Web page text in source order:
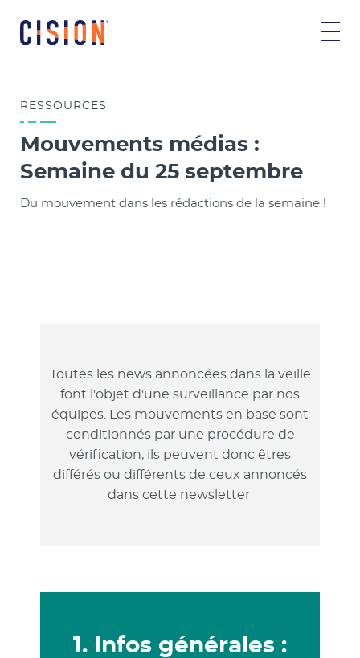
RESSOURCES
Mouvements médias :
Semaine du 25 septembre
Du mouvement dans les rédactions de la semaine !
Toutes les news annoncées dans la veille
font l'objet d'une surveillance par nos
équipes. Les mouvements en base sont
conditionnés par une procédure de
vérification, ils peuvent donc êtres
différés ou différents de ceux annoncés
dans cette newsletter
1. Infos générales :